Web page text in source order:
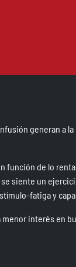
generan a
de lo
siente un
fatiga y
interés en